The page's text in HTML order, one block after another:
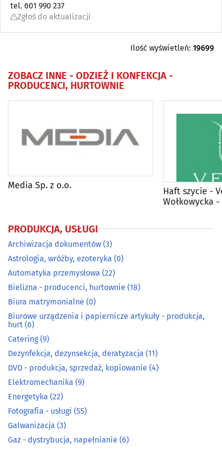
Bielizna - producenci, hurtownie
Biura matrymonialne(0)
DVD - produkcja, sprzedaż, kopiowanie
Galwanizacja (3)
Gaz - dystrybucja, napełnianie
Grawerstwo
Introligatornie(4)
Klucze - dorabianie(12)
Kominiarze (8)
Kosmetyki - producenci, hurtownie
tel. 601 990 237
Zgłoś do aktualizacji
Ilość wyświetleń: 19699
ZOBACZ INNE - ODZIEŻ I KONFEKCJA -
PRODUCENCI, HURTOWNIE
Media Sp. z o.o.
Haft szycie -
Wołkowycka
PRODUKCJA, USŁUGI
Archiwizacja dokumentów (3)
Astrologia, wróżby, ezoteryka (0)
Automatyka przemysłowa (22)
Bielizna - producenci, hurtownie (18)
Biura matrymonialne (0)
Biurowe urządzenia i papiernicze artykuły - produkcja,
hurt (6)
Catering(9)
Dezynfekcja, dezynsekcja, deratyzacja (11)
DVD - produkcja, sprzedaż, kopiowanie (4)
Elektromechanika (9)
Energetyka (22)
Fotografia - usługi (55)
Galwanizacja (3)
Gaz - dystrybucja, napełnianie (6)